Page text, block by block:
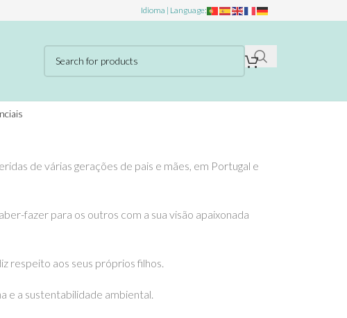
Idioma | Language:
de várias gerações de pais e mães, em Portugal e
fazer para os outros com a sua visão apaixonada
respeito aos seus próprios filhos.
e a sustentabilidade ambiental.